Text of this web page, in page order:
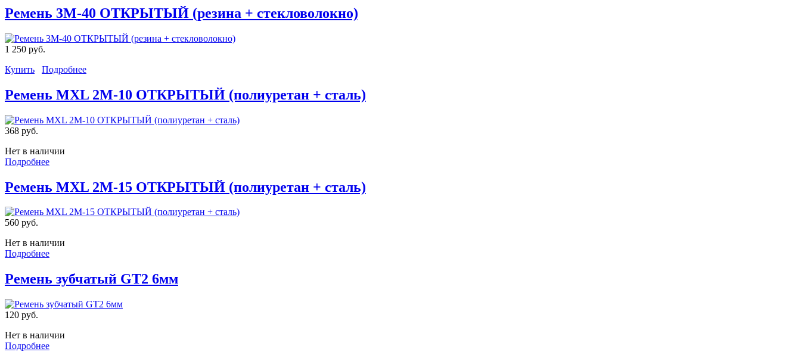
Ремень 3M-40 ОТКРЫТЫЙ (резина + стекловолокно)
1 250 руб.
Купить
Подробнее
Ремень MXL 2M-10 ОТКРЫТЫЙ (полиуретан + сталь)
368 руб.
Нет в наличии
Подробнее
Ремень MXL 2M-15 ОТКРЫТЫЙ (полиуретан + сталь)
560 руб.
Нет в наличии
Подробнее
Ремень зубчатый GT2 6мм
120 руб.
Нет в наличии
Подробнее